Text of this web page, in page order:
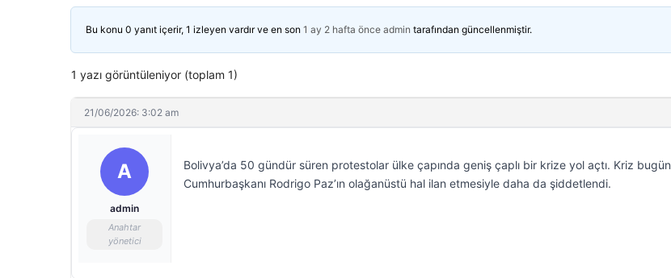
Bu konu 0 yanıt içerir, 1 izleyen vardır ve en son 1 ay 2 hafta önce admin tarafından güncellenmiştir.
1 yazı görüntüleniyor (toplam 1)
21/06/2026: 3:02 am
A
admin
Anahtar
yönetici
Bolivya’da 50 gündür süren protestolar ülke çapında geniş çaplı bir krize yol açtı. Kriz bugün
Cumhurbaşkanı Rodrigo Paz’ın olağanüstü hal ilan etmesiyle daha da şiddetlendi.